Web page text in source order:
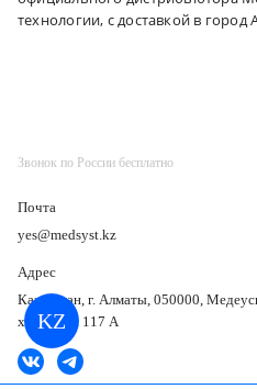
KZ
технологии, с доставкой в город
Звонок по России бесплатно
Почта
yes@medsyst.kz
Адрес
Казахстан, г. Алматы, 050000,
хандар, д. 117 А